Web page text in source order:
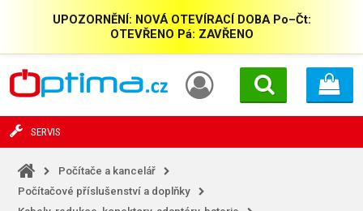
UPOZORNĚNÍ: NOVÁ OTEVÍRACÍ DOBA Po–Čt:
OTEVŘENO Pá: ZAVŘENO
SERVIS
Počítače a kancelář
Počítačové příslušenství a doplňky